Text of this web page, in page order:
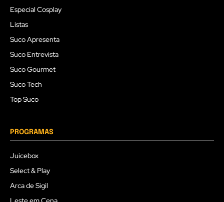
Especial Cosplay
Listas
Suco Apresenta
Suco Entrevista
Suco Gourmet
Suco Tech
Top Suco
PROGRAMAS
Juicebox
Select & Play
Arca de Sigil